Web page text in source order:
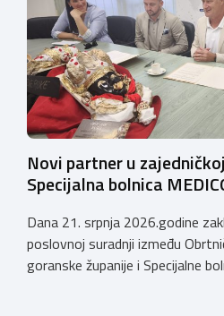
Novi partner u
Specijalna bolnica
Dana 21. srpnja 2026.godine
poslovnoj suradnji između
goranske županije i Specijalne